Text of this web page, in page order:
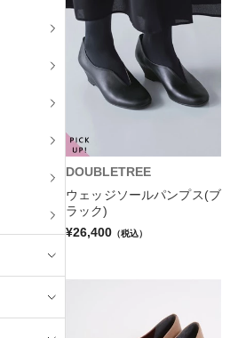
DOUBLETREE
ウェッジソールパンプス(ブ
ラック)
¥26,400 （税込）